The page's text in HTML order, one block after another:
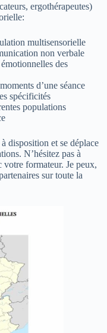
ergothérapeutes)
multisensorielle
non verbale
des
d’une séance
spécificités
populations
disposition et se déplace
N’hésitez pas à
votre formateur. Je peux,
sur toute la